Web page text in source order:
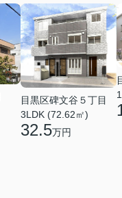
目黒区碑文谷５丁目
3LDK (72.62㎡)
32.5万円